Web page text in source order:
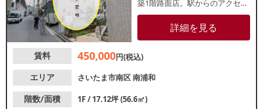
築1階路面店。駅からのアクセス
も良好なため、駅利用者を中心
とした集客が期待できます。諸
条件等、お気軽にお問い合わせ
詳細を見る
賃料 450,000円(税込)
エリア
さいたま市南区南浦和
階数/面積
1F / 17.12坪 (56.6㎡)